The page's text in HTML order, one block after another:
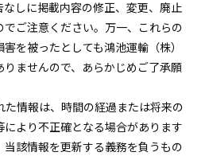
しに掲載内容の修正、変更、廃止
ご注意ください。万一、これらの
を被ったとしても鴻池運輸（株）
ませんので、あらかじめご了承願
た情報は、時間の経過または将来の
より不正確となる場合があります
該情報を更新する義務を負うもの